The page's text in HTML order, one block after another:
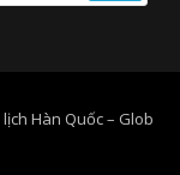
Hàn Quốc– Glob